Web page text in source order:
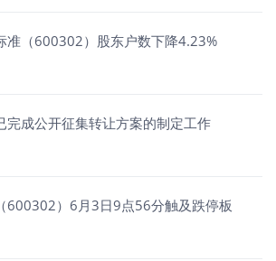
准（600302）股东户数下降4.23%
完成公开征集转让方案的制定工作
600302）6月3日9点56分触及跌停板